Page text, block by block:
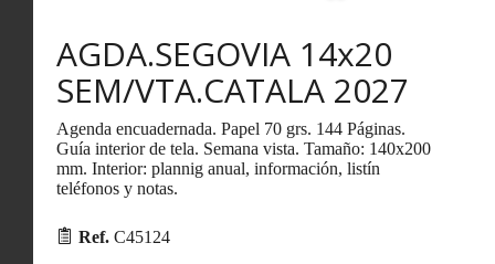
AGDA.SEGOVIA 14x20
SEM/VTA.CATALA 2027
Agenda encuadernada. Papel 70 grs. 144 Páginas.
Guía interior de tela. Semana vista. Tamaño: 140x200
mm. Interior: plannig anual, información, listín
teléfonos y notas.
Ref. C45124